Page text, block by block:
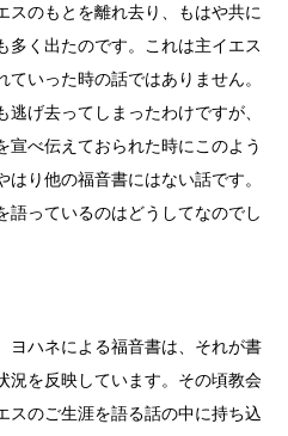
スのもとを離れ去り、もはや共に
多く出たのです。これは主イエス
いった時の話ではありません。
げ去ってしまったわけですが、
宣べ伝えておられた時にこのよう
り他の福音書にはない話です。
語っているのはどうしてなのでし
ハネによる福音書は、それが書
況を反映しています。その頃教会
スのご生涯を語る話の中に持ち込